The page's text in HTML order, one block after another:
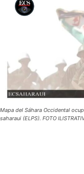
Mapa del Sáhara Occidental
saharaui (ELPS). FOTO